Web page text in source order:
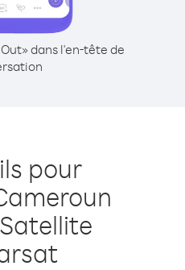
dans l'en-tête de
pour